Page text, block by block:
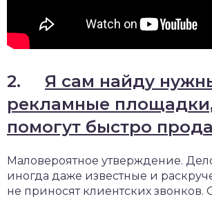
2. Я сам найду
рекламные
помогут быстро
Маловероятное утверждение.
иногда даже известные и
не приносят клиентских звонков.